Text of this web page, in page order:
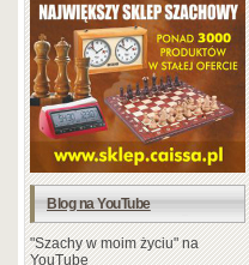
Blog na YouTube
"Szachy w moim życiu" na
YouTube